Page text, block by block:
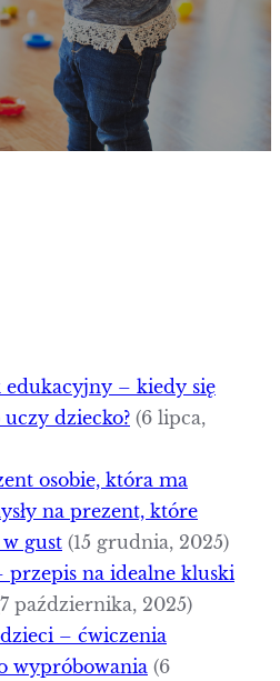
edukacyjny – kiedy się
dziecko? (6 lipca,
osobie, która ma
na prezent, które
gust (15 grudnia, 2025)
przepis na idealne kluski
października, 2025)
– ćwiczenia
wypróbowania (6